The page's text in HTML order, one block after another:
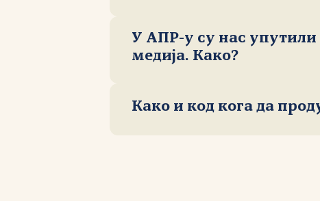
податке у РНИДС систему за тражени назив домена.
У АПР-у су нас упутили
медија. Како?
Како и код кога да